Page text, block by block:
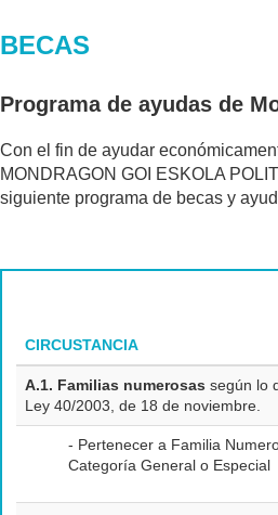
BECAS
Programa de ayudas de
Con el fin de ayudar
MONDRAGON GOI ESKOLA
siguiente programa de becas y
CIRCUSTANCIA
A.1. Familias numerosas según lo
Ley 40/2003, de 18 de noviembre.
- Pertenecer a Familia
Categoría General o Especial